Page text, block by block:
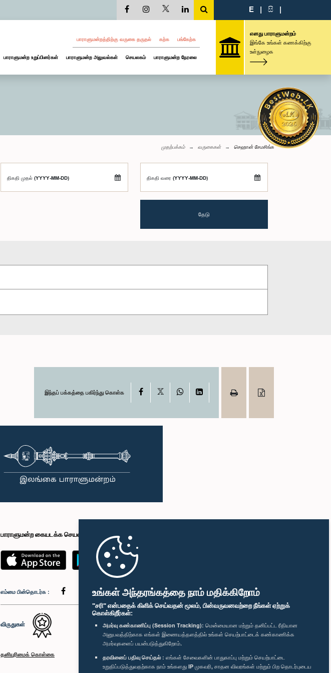
உங்கள் அந்தரங்கத்தை நாம் மதிக்கிறோம்
"சரி" என்பதைக் கிளிக் செய்வதன் மூலம், பின்வருவனவற்றை நீங்கள் ஏற்றுக்
கொள்கிறீர்கள்:
அமர்வு கண்காணிப்பு (Session Tracking): மென்மையான மற்றும் தனிப்பட்ட ரீதியான
அனுபவத்திற்காக எங்கள் இணையத்தளத்தில் உங்கள் செயற்பாட்டைக் கண்காணிக்க
அமர்வுகளைப் பயன்படுத்துகிறோம்.
தரவினைப் பதிவு செய்தல் : எங்கள் சேவைகளின் பாதுகாப்பு மற்றும் செயற்பாட்டை
உறுதிப்படுத்துவதற்காக நாம் உங்களது IP முகவரி, சாதன விவரங்கள் மற்றும் பிற தொடர்புடைய
E | සි |
பாராளுமன்றத்திற்கு வருகை தருதல் கற்க பங்கேற்க
பாராளுமன்ற உறுப்பினர்கள் பாராளுமன்ற அலுவல்கள் செயலகம் பாராளுமன்ற நேரலை
எனது பாராளுமன்றம்
இங்கே உங்கள் கணக்கிற்கு
உள்நுழைக
முதற்பக்கம் வருகைகள் செஹான் சேமசிங்க
திகதி முதல் (YYYY-MM-DD) திகதி வரை (YYYY-MM-DD)
தேடு
இந்தப் பக்கத்தை பகிர்ந்து கொள்க Facebook WhatsAppLinkedIn
பாராளுமன்ற கையடக்க செயலி
எம்மை பின்தொடர்க :
விருதுகள்
தனியுரிமைக் கொள்கை